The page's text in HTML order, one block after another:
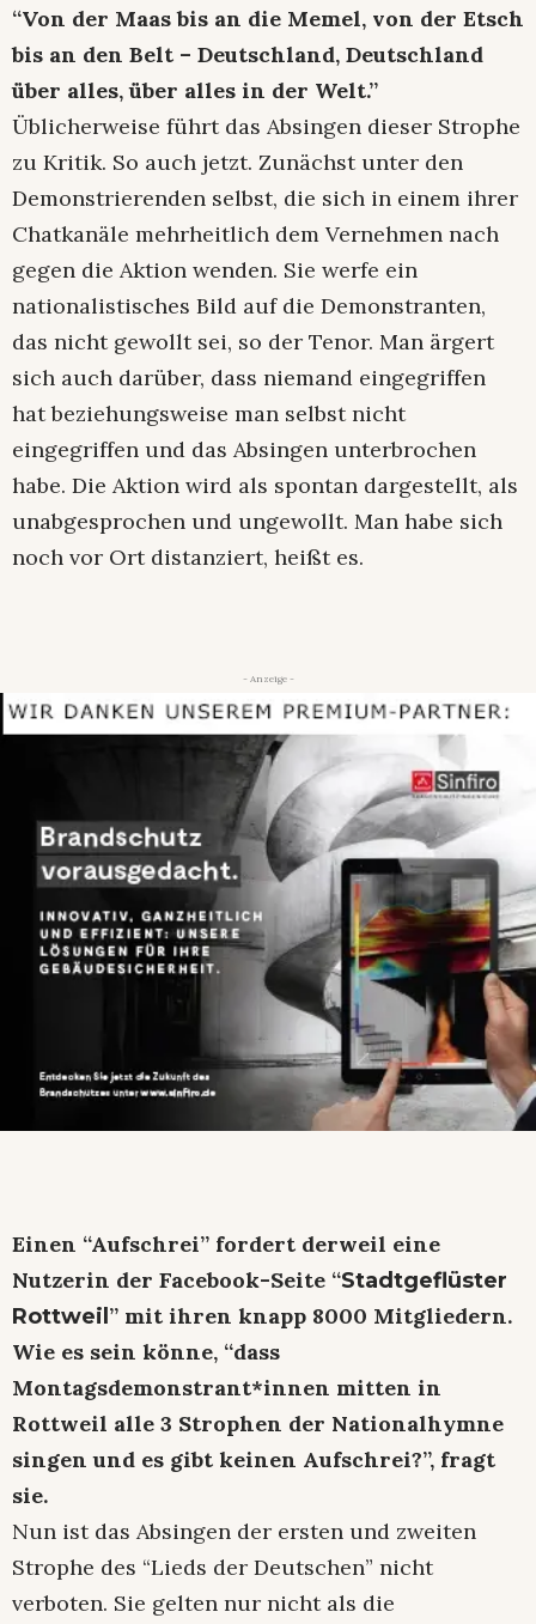
“Von der Maas bis an die Memel, von der Etsch
bis an den Belt – Deutschland, Deutschland
über alles, über alles in der Welt.”
Üblicherweise führt das Absingen dieser Strophe
zu Kritik. So auch jetzt. Zunächst unter den
Demonstrierenden selbst, die sich in einem ihrer
Chatkanäle mehrheitlich dem Vernehmen nach
gegen die Aktion wenden. Sie werfe ein
nationalistisches Bild auf die Demonstranten,
das nicht gewollt sei, so der Tenor. Man ärgert
sich auch darüber, dass niemand eingegriffen
hat beziehungsweise man selbst nicht
eingegriffen und das Absingen unterbrochen
habe. Die Aktion wird als spontan dargestellt, als
unabgesprochen und ungewollt. Man habe sich
noch vor Ort distanziert, heißt es.
- Anzeige -
Einen “Aufschrei” fordert derweil eine
Nutzerin der Facebook-Seite “Stadtgeflüster
Rottweil ” mit ihren knapp 8000 Mitgliedern.
Wie es sein könne, “dass
Montagsdemonstrant*innen mitten in
Rottweil alle 3 Strophen der Nationalhymne
singen und es gibt keinen Aufschrei?”, fragt
sie.
Nun ist das Absingen der ersten und zweiten
Strophe des “Lieds der Deutschen” nicht
verboten. Sie gelten nur nicht als die